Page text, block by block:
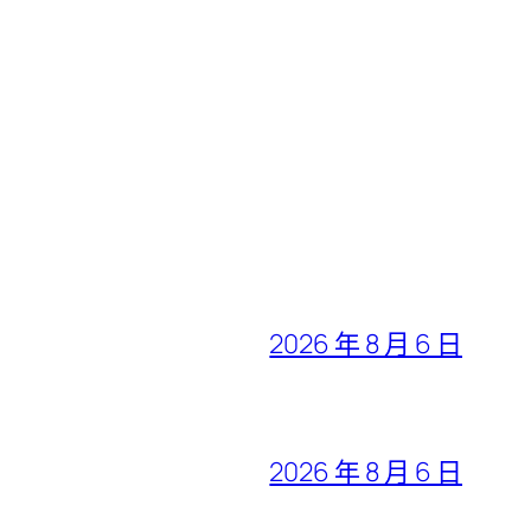
2026 年 8 月 6 日
2026 年 8 月 6 日